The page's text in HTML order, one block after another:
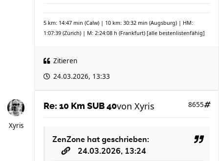
5 km: 14:47 min (Calw) | 10 km: 30:32 min (Augsburg) | HM:
1:07:39 (Zürich) | M: 2:24:08 h (Frankfurt) [alle bestenlistenfähig]
Zitieren
24.03.2026, 13:33
Xyris
Re: 10 Km SUB 40 8655
von Xyris
ZenZone hat geschrieben:
24.03.2026, 13:24